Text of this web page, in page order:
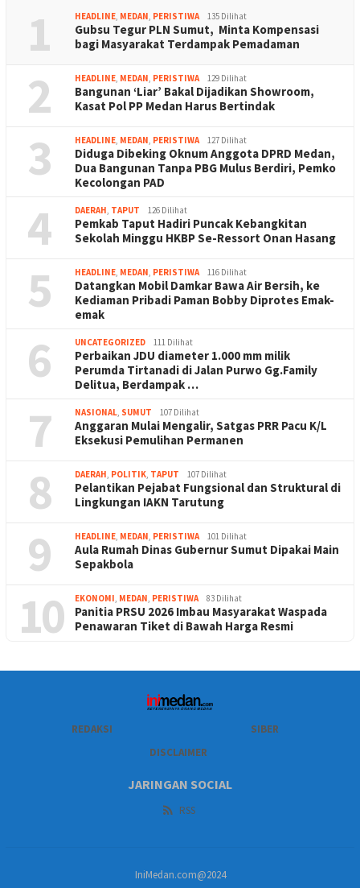
1 HEADLINE, MEDAN, PERISTIWA 135 Dilihat
Gubsu Tegur PLN Sumut, Minta Kompensasi
bagi Masyarakat Terdampak Pemadaman
2 HEADLINE, MEDAN, PERISTIWA 129 Dilihat
Bangunan ‘Liar’ Bakal Dijadikan Showroom,
Kasat Pol PP Medan Harus Bertindak
3 HEADLINE, MEDAN, PERISTIWA 127 Dilihat
Diduga Dibeking Oknum Anggota DPRD Medan,
Dua Bangunan Tanpa PBG Mulus Berdiri, Pemko
Kecolongan PAD
4 DAERAH, TAPUT 126 Dilihat
Pemkab Taput Hadiri Puncak Kebangkitan
Sekolah Minggu HKBP Se-Ressort Onan Hasang
5 HEADLINE, MEDAN, PERISTIWA 116 Dilihat
Datangkan Mobil Damkar Bawa Air Bersih, ke
Kediaman Pribadi Paman Bobby Diprotes Emak-
emak
6 UNCATEGORIZED 111 Dilihat
Perbaikan JDU diameter 1.000 mm milik
Perumda Tirtanadi di Jalan Purwo Gg.Family
Delitua, Berdampak …
7 NASIONAL, SUMUT 107 Dilihat
Anggaran Mulai Mengalir, Satgas PRR Pacu K/L
Eksekusi Pemulihan Permanen
8 DAERAH, POLITIK, TAPUT 107 Dilihat
Pelantikan Pejabat Fungsional dan Struktural di
Lingkungan IAKN Tarutung
9 HEADLINE, MEDAN, PERISTIWA 101 Dilihat
Aula Rumah Dinas Gubernur Sumut Dipakai Main
Sepakbola
10 EKONOMI, MEDAN, PERISTIWA 83 Dilihat
Panitia PRSU 2026 Imbau Masyarakat Waspada
Penawaran Tiket di Bawah Harga Resmi
REDAKSI
SIBER
DISCLAIMER
JARINGAN SOCIAL
RSS
IniMedan.com@2024